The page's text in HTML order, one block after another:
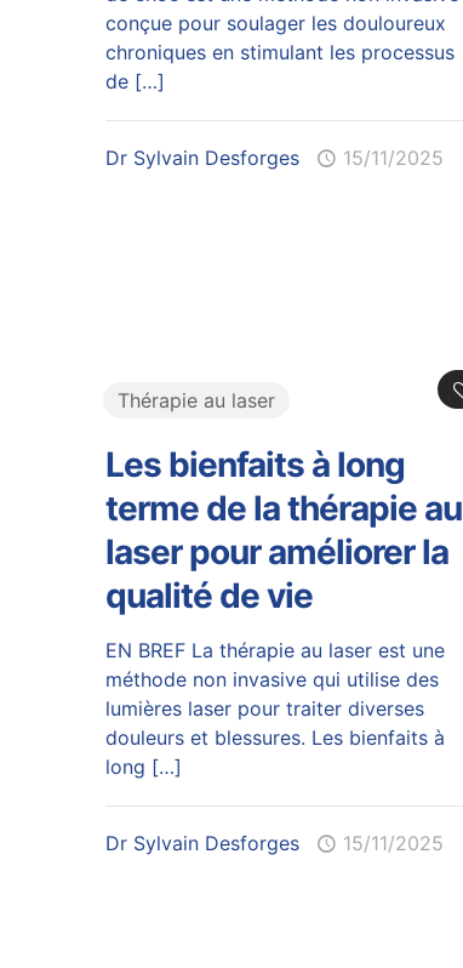
conçue pour soulager les douloureux
chroniques en stimulant les processus
de[…]
Dr Sylvain Desforges 15/11/2025
Thérapie au laser
Les bienfaits à long
terme de la thérapie au
laser pour améliorer la
qualité de vie
EN BREF La thérapie au laser est une
méthode non invasive qui utilise des
lumières laser pour traiter diverses
douleurs et blessures. Les bienfaits à
long […]
Dr Sylvain Desforges 15/11/2025